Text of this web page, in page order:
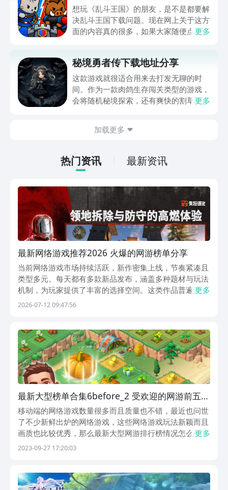
想玩《乱斗王国》的朋友，是不是都要解
决乱斗王国下载问题。现在网上关于这方
面的内容真的很多，如果大家随便点击陌
app进行下载会更加方便，九游是手游福
利最多的游戏平台，在这里不仅能够看到
游戏资源，还能及时查看后续的消息、活
动内容等相关信息。
更多
秘境勇者传下载地址分享
这款游戏就很适合用来去打发无聊的时
间。作为一款肉鸽生存闯关类型的游戏，
会将随机秘境探索，还有爽快的割草闯关
接就可以下载。游戏的上手门槛还是比较
打发无聊的时间，可玩性真的比较高。
更多
加载更多
热门资讯 最新资讯
最新网络游戏推荐2026 火爆的网游榜单分享
当前网络游戏市场持续活跃，新作密集上线，节奏紧凑且
类型多元。每天都有多款新品发布，涵盖多种题材与玩法
机制，为玩家提供了丰富的选择空间。这类作品普遍具备
较强的时代感与沉浸体验，便于用户快速融入当下主流游
更多
2026-07-12 09:47:56
最新大型榜单合集6before_2 受欢迎的网游前五
2023
移动端的网络游戏数量很多而且质量也不错，最近也问世
了不少新鲜出炉的网络游戏，这些网络游戏玩法新颖而且
画质也比较优秀，那么最新大型网游排行榜情况怎么样?
今天小编就推荐五个新鲜的网络游戏给大家，如果你也很
级...
更多
2023-09-27 17:20:03